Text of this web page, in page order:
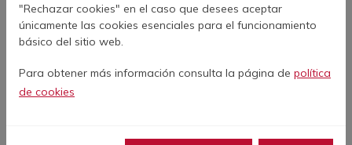
Maria Angeles Altozano
18 de Septiembre de 2025
Facebook
TwitterLinkedInWhatsApp
Print
"Rechazar cookies" en el caso que desees aceptar
únicamente las cookies esenciales para el funcionamiento
básico del sitio web.
Para obtener más información consulta la página de política
de cookies